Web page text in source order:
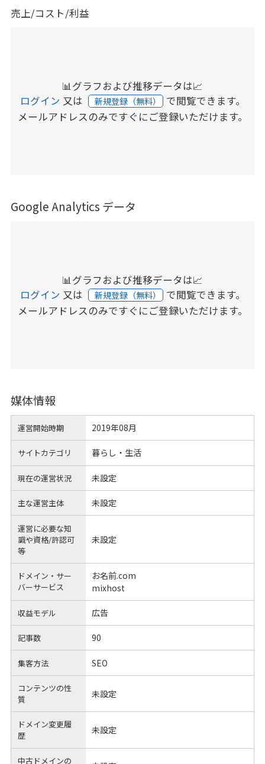
売上/コスト/利益
📊グラフおよび推移データは📈
ログイン 又は 新規登録（無料） で閲覧できます。
メールアドレスのみですぐにご登録いただけます。
Google Analytics データ
📊グラフおよび推移データは📈
ログイン 又は 新規登録（無料） で閲覧できます。
メールアドレスのみですぐにご登録いただけます。
媒体情報
運営開始時期 2019年08月
サイトカテゴリ 暮らし・生活
現在の運営状況 未設定
主な運営主体 未設定
運営に必要な知
識や資格/許認可
等
未設定
ドメイン・サー
バーサービス
お名前.com
mixhost
収益モデル 広告
記事数 90
集客方法 SEO
コンテンツの性
質
未設定
ドメイン変更履
歴
未設定
中古ドメインの